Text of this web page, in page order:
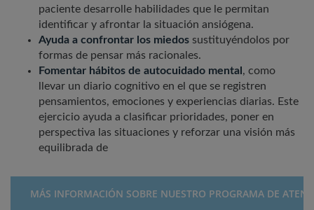
paciente desarrolle habilidades que le permitan
identificar y afrontar la situación ansiógena.
Ayuda a confrontar los miedos sustituyéndolos por
formas de pensar más racionales.
Fomentar hábitos de autocuidado mental , como
llevar un diario cognitivo en el que se registren
pensamientos, emociones y experiencias diarias. Este
ejercicio ayuda a clasificar prioridades, poner en
perspectiva las situaciones y reforzar una visión más
equilibrada de
MÁS INFORMACIÓN SOBRE NUESTRO PROGRAMA DE